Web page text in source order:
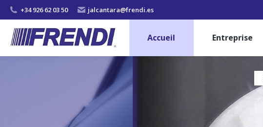
+34 926 62 03 50 jalcantara@frendi.es
Accueil Entreprise